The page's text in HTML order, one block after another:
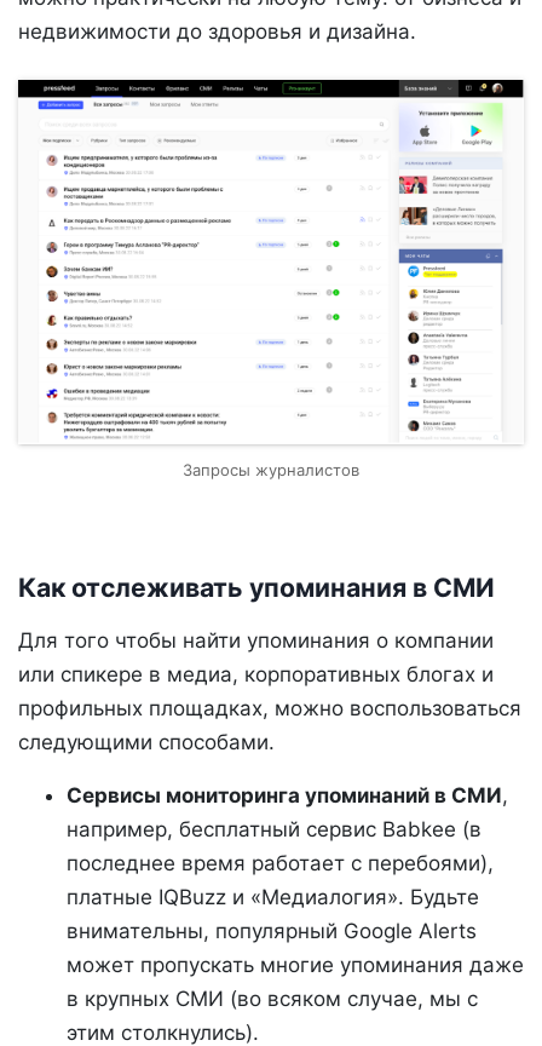
недвижимости до здоровья и дизайна.
Запросы журналистов
Как отслеживать упоминания в СМИ
Для того чтобы найти упоминания о компании
или спикере в медиа, корпоративных блогах и
профильных площадках, можно воспользоваться
следующими способами.
Сервисы мониторинга упоминаний в СМИ,
например, бесплатный сервис Babkee (в
последнее время работает с перебоями),
платные IQBuzz и «Медиалогия». Будьте
внимательны, популярный Google Alerts
может пропускать многие упоминания даже
в крупных СМИ (во всяком случае, мы с
этим столкнулись).